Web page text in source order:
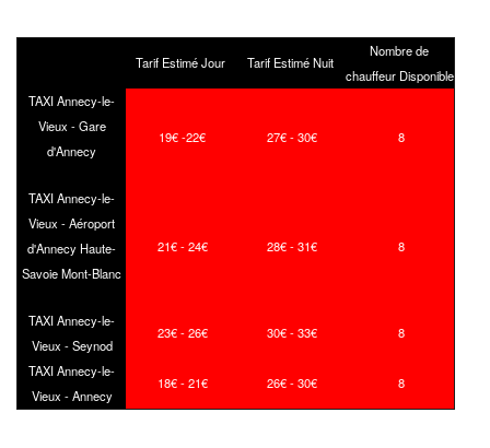
Tarif Estimé Jour Tarif Estimé Nuit
Nombre de
chauffeur Disponible
TAXI Annecy-le-
Vieux - Gare
d'Annecy
19€ -22€ 27€ - 30€ 8
TAXI Annecy-le-
Vieux - Aéroport
d'Annecy Haute-
Savoie Mont-Blanc
21€ - 24€ 28€ - 31€ 8
TAXI Annecy-le-
Vieux - Seynod
23€ - 26€ 30€ - 33€ 8
TAXI Annecy-le-
Vieux - Annecy
18€ - 21€ 26€ - 30€ 8